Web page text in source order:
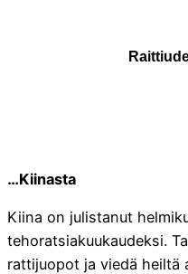
…Kiinasta
Kiina on julistanut
tehoratsiakuukaudeksi.
rattijuopot ja viedä heiltä